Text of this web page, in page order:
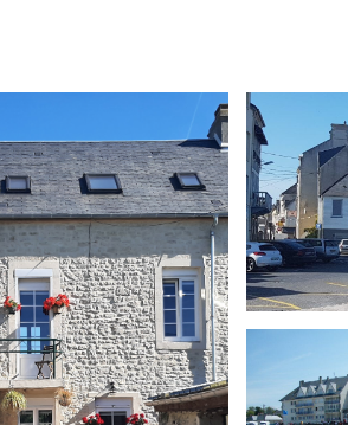
kijk je uit over de
en een ruime slaapkamer.
twee nachtenverbljven. De
even een bericht naar Alex en